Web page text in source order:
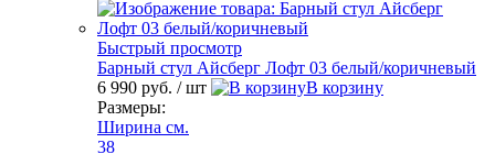
Быстрый просмотр
Барный стул Айсберг Лофт 03 белый/коричневый
6 990 руб. / шт
В корзину
Размеры:
Ширина см.
38